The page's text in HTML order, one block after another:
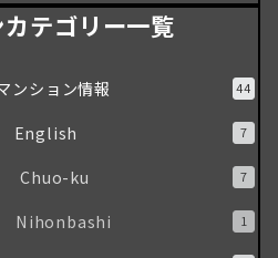
テゴリー一覧
ンション情報 44
English 7
Chuo-ku 7
Nihonbashi 1